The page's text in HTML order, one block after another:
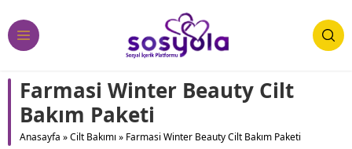
Farmasi Winter Beauty Cilt
Bakım Paketi
Anasayfa »Cilt Bakımı » Farmasi Winter Beauty Cilt Bakım Paketi